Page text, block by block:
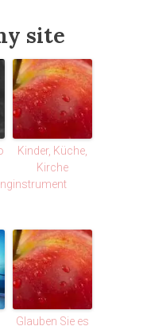
site
Kinder, Küche,
Kirche
Glauben Sie es